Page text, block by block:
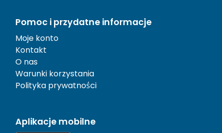
Pomoc i przydatne informacje
Moje konto
Kontakt
O nas
Warunki korzystania
Polityka prywatności
Aplikacje mobilne